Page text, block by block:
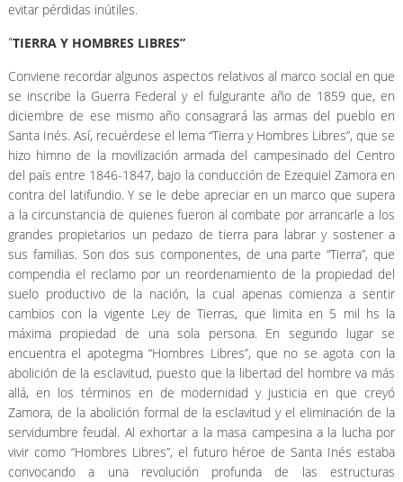
evitar pérdidas inútiles.
“TIERRA Y HOMBRES LIBRES”
Conviene recordar algunos aspectos relativos al marco social en que
se inscribe la Guerra Federal y el fulgurante año de 1859 que, en
diciembre de ese mismo año consagrará las armas del pueblo en
Santa Inés. Así, recuérdese el lema “Tierra y Hombres Libres”, que se
hizo himno de la movilización armada del campesinado del Centro
del país entre 1846-1847, bajo la conducción de Ezequiel Zamora en
contra del latifundio. Y se le debe apreciar en un marco que supera
a la circunstancia de quienes fueron al combate por arrancarle a los
grandes propietarios un pedazo de tierra para labrar y sostener a
sus familias. Son dos sus componentes, de una parte “Tierra”, que
compendia el reclamo por un reordenamiento de la propiedad del
suelo productivo de la nación, la cual apenas comienza a sentir
cambios con la vigente Ley de Tierras, que limita en 5 mil hs la
máxima propiedad de una sola persona. En segundo lugar se
encuentra el apotegma “Hombres Libres”, que no se agota con la
abolición de la esclavitud, puesto que la libertad del hombre va más
allá, en los términos en de modernidad y justicia en que creyó
Zamora, de la abolición formal de la esclavitud y el eliminación de la
servidumbre feudal. Al exhortar a la masa campesina a la lucha por
vivir como “Hombres Libres”, el futuro héroe de Santa Inés estaba
convocando a una revolución profunda de las estructuras